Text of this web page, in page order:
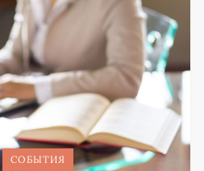
СОБЫТИЯ